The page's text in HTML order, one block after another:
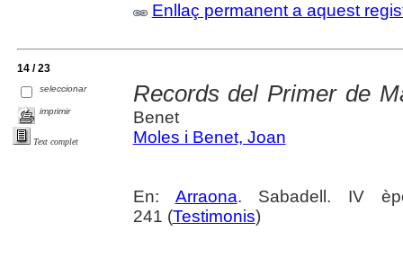
Enllaç permanent a aquest
14 / 23
seleccionar
imprimir
Text complet
Records del Primer de
Benet
Moles i Benet, Joan
En: Arraona. Sabadell. IV
241 (Testimonis)